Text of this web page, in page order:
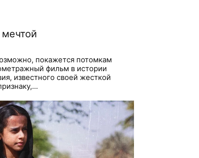
покажется потомкам
фильм в истории
известного своей жесткой